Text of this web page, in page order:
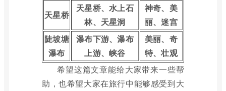
天星桥
天星桥、水上石
林、天星洞
神奇、美
丽、迷宫
陡坡塘
瀑布
瀑布下游、瀑布
上游、峡谷
美丽、奇
特、壮观
希望这篇文章能给大家带来一些帮
助，也希望大家在旅行中能够感受到大